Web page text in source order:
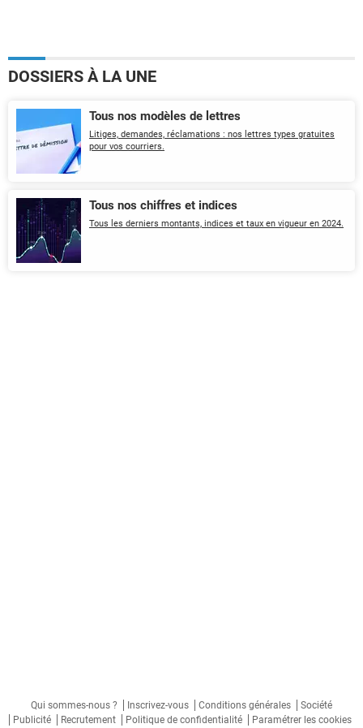
DOSSIERS À LA UNE
Tous nos modèles de lettres
Litiges, demandes, réclamations : nos lettres types gratuites
pour vos courriers.
Tous nos chiffres et indices
Tous les derniers montants, indices et taux en vigueur en 2024.
Qui sommes-nous ? Inscrivez-vous Conditions générales
Société
Publicité
Recrutement Politique de confidentialité Paramétrer les cookies